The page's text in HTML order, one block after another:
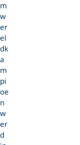
m
w
er
el
dk
a
m
pi
oe
n
w
er
d